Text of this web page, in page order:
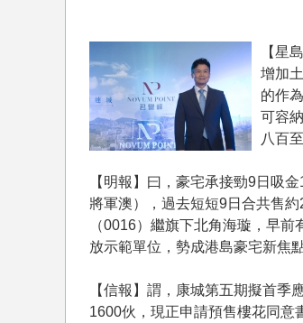
【星
增加
的作
可容
八百
【明報】曰，豪宅承接勁9日吸
將軍澳），過去短短9日合共售
（0016）繼旗下北角海璇，早
放示範單位，勢成港島豪宅新焦點
【信報】謂，康城第五期擬首
1600伙，現正申請預售樓花同意